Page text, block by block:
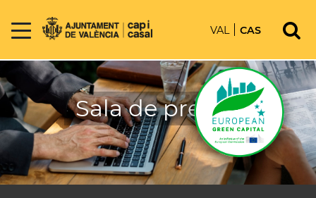
VAL CAS
Sala de prensa